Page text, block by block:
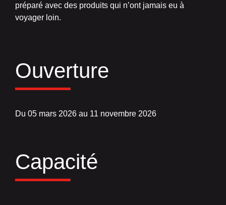
préparé avec des produits qui n’ont jamais eu à
voyager loin.
Ouverture
Du 05 mars 2026 au 11 novembre 2026
Capacité